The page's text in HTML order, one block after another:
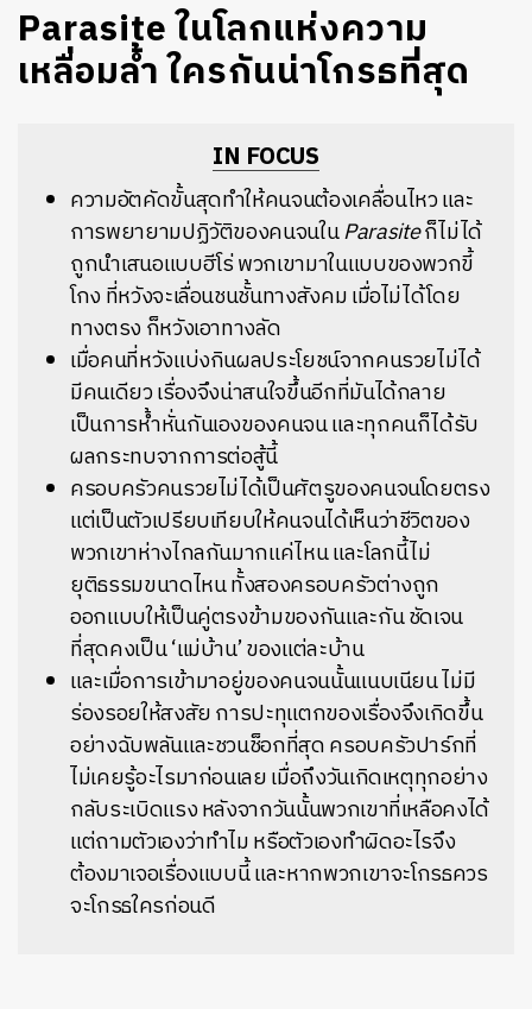
Parasite ในโลกแห่งความ
เหลื่อมล้ำ ใครกันน่าโกรธที่สุด
IN FOCUS
ความอัตคัดขั้นสุดทำให้คนจนต้องเคลื่อนไหว และ
การพยายามปฏิวัติของคนจนในParasiteก็ไม่ได้
ถูกนำเสนอแบบฮีโร่ พวกเขามาในแบบของพวกขี้
โกง ที่หวังจะเลื่อนชนชั้นทางสังคม เมื่อไม่ได้โดย
ทางตรง ก็หวังเอาทางลัด
เมื่อคนที่หวังแบ่งกินผลประโยชน์จากคนรวยไม่ได้
มีคนเดียว เรื่องจึงน่าสนใจขึ้นอีกที่มันได้กลาย
เป็นการห้ำหั่นกันเองของคนจน และทุกคนก็ได้รับ
ผลกระทบจากการต่อสู้นี้
ครอบครัวคนรวยไม่ได้เป็นศัตรูของคนจนโดยตรง
แต่เป็นตัวเปรียบเทียบให้คนจนได้เห็นว่าชีวิตของ
พวกเขาห่างไกลกันมากแค่ไหน และโลกนี้ไม่
ยุติธรรมขนาดไหน ทั้งสองครอบครัวต่างถูก
ออกแบบให้เป็นคู่ตรงข้ามของกันและกัน ชัดเจน
ที่สุดคงเป็น ‘แม่บ้าน’ ของแต่ละบ้าน
และเมื่อการเข้ามาอยู่ของคนจนนั้นแนบเนียน ไม่มี
ร่องรอยให้สงสัย การปะทุแตกของเรื่องจึงเกิดขึ้น
อย่างฉับพลันและชวนช็อกที่สุด ครอบครัวปาร์กที่
ไม่เคยรู้อะไรมาก่อนเลย เมื่อถึงวันเกิดเหตุทุกอย่าง
กลับระเบิดแรง หลังจากวันนั้นพวกเขาที่เหลือคงได้
แต่ถามตัวเองว่าทำไม หรือตัวเองทำผิดอะไรจึง
ต้องมาเจอเรื่องแบบนี้ และหากพวกเขาจะโกรธควร
จะโกรธใครก่อนดี